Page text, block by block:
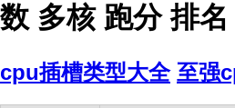
数 多核 跑分 排名
cpu插槽类型大全 至强